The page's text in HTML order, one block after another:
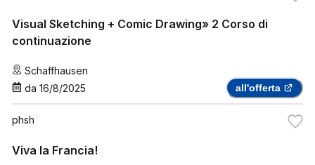
Visual Sketching + Comic Drawing» 2 Corso di
continuazione
Schaffhausen
da 16/8/2025 all'offerta
phsh
Viva la Francia!